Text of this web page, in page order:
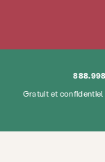
Gratuit et confidentiel